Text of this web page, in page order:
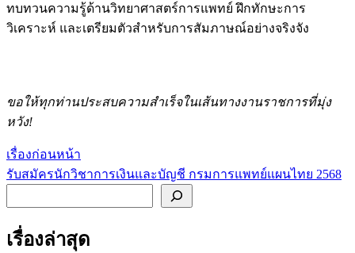
ทบทวนความรู้ด้านวิทยาศาสตร์การแพทย์ ฝึกทักษะการ
วิเคราะห์ และเตรียมตัวสำหรับการสัมภาษณ์อย่างจริงจัง
ขอให้ทุกท่านประสบความสำเร็จในเส้นทางงานราชการที่มุ่ง
หวัง!
แนะแนว
เรื่อง
เรื่องก่อนหน้า
รับสมัครนักวิชาการเงินและบัญชี กรมการแพทย์แผนไทย 2568
เรื่องล่าสุด